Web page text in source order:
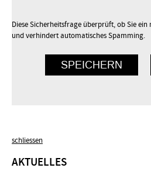
Diese Sicherheitsfrage überprüft, ob Sie
und verhindert automatisches Spamming.
schliessen
AKTUELLES